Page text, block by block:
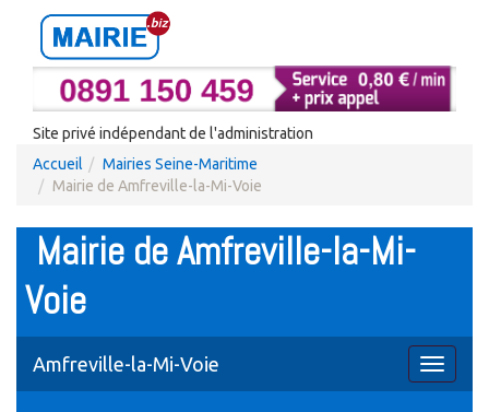
Site privé indépendant de l'administration
Accueil
Mairies Seine-Maritime
Mairie de Amfreville-la-Mi-Voie
Mairie de Amfreville-la-Mi-
Voie
Toggle
Amfreville-la-Mi-Voie